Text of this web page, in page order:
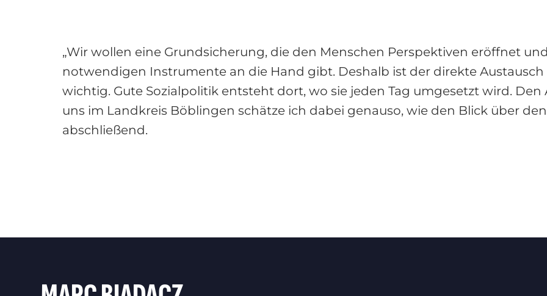
„Wir wollen eine Grundsicherung, die den Menschen Perspektiven eröffnet
notwendigen Instrumente an die Hand gibt. Deshalb ist der direkte
wichtig. Gute Sozialpolitik entsteht dort, wo sie jeden Tag umgesetzt wird.
uns im Landkreis Böblingen schätze ich dabei genauso, wie den Blick über den
abschließend.